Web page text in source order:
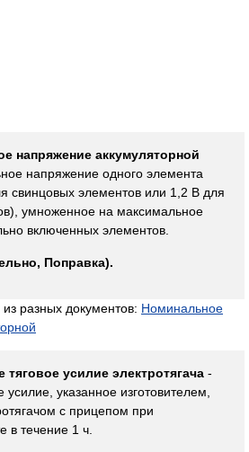
напряжение аккумуляторной
напряжение одного элемента
свинцовых элементов или 1,2 В для
умноженное на максимальное
включенных элементов.
Поправка).
разных документов: Номинальное
тяговое усилие электротягача -
указанное изготовителем,
с прицепом при
в течение 1 ч.